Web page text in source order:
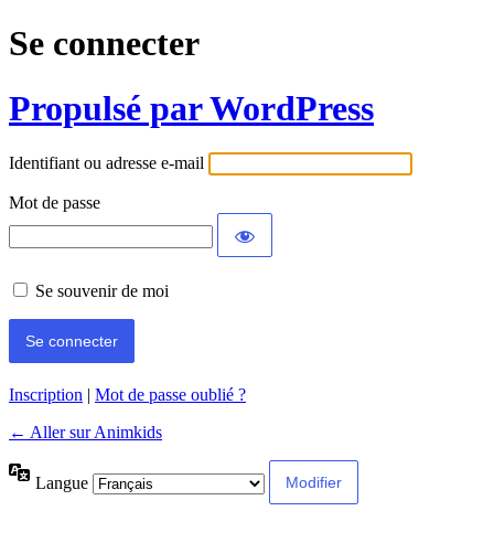
Se connecter
Propulsé par WordPress
Identifiant ou adresse e-mail
Mot de passe
Se souvenir de moi
Inscription | Mot de passe oublié ?
← Aller sur Animkids
Langue